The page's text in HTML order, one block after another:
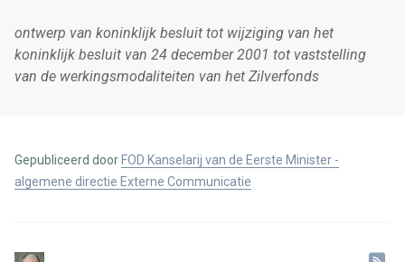
ontwerp van koninklijk besluit tot wijziging van het
koninklijk besluit van 24 december 2001 tot vaststelling
van de werkingsmodaliteiten van het Zilverfonds
Gepubliceerd door FOD Kanselarij van de Eerste Minister -
algemene directie Externe Communicatie